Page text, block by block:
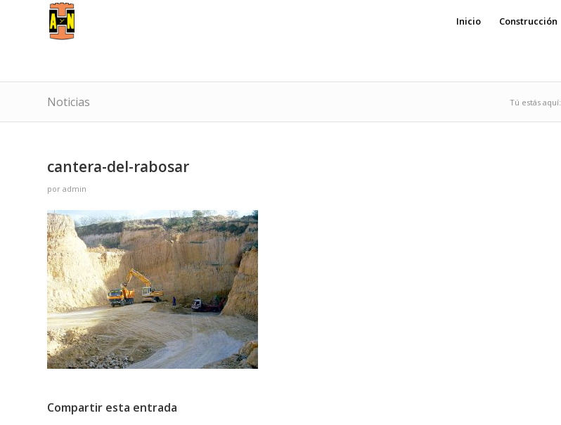
Inicio Construcción
Noticias Tú estás aquí:
cantera-del-rabosar
por admin
Compartir esta entrada